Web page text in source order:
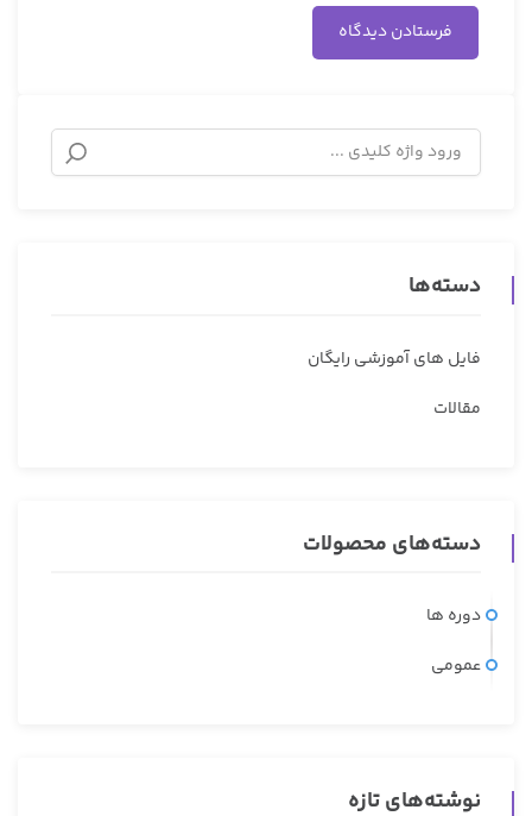
دسته‌ها
فایل های آموزشی رایگان
مقالات
دسته‌های محصولات
دوره ها
عمومی
نوشته‌های تازه